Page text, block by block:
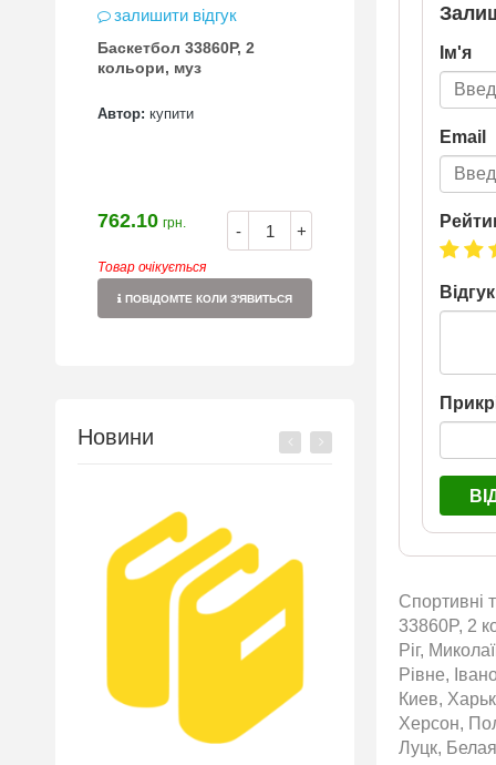
залишити відгук
Баскетбол 33860P, 2
кольори, муз
Автор: купити
- +
762.10 грн.
Товар очікується
ПОВІДОМТЕ КОЛИ З'ЯВИТЬСЯ
Новини
Ім'я
Email
Відгук
Спортивні
33860P, 2
Ріг,
Рівне,
Киев,
Херсон,
Луцк,